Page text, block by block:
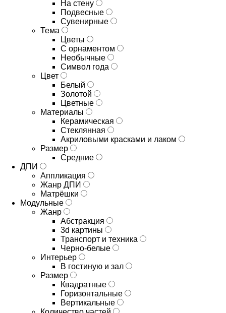
На стену
Подвесные
Сувенирные
Тема
Цветы
С орнаментом
Необычные
Символ года
Цвет
Белый
Золотой
Цветные
Материалы
Керамическая
Стеклянная
Акриловыми красками и лаком
Размер
Средние
ДПИ
Аппликация
Жанр ДПИ
Матрёшки
Модульные
Жанр
Абстракция
3d картины
Транспорт и техника
Черно-белые
Интерьер
В гостиную и зал
Размер
Квадратные
Горизонтальные
Вертикальные